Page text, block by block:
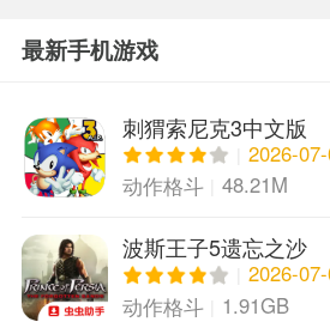
最新手机游戏
刺猬索尼克3中文版
2026-
动作格斗
48.21M
波斯王子5遗忘之沙
2026-
动作格斗
1.91GB